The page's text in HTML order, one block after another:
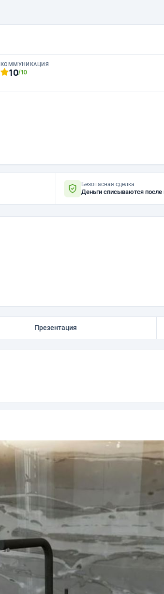
КОММУНИКАЦИЯ
10/10
Безопасная сделка
Деньги списываются после
Презентация